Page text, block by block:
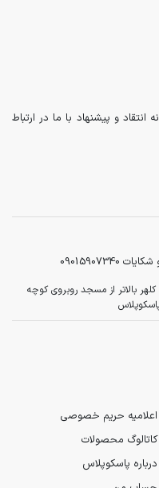
و پیشنهاد با ما در ارتباط
بالاتر از مسجد روبروی کوچه
اعلامیه حریم خصوصی
کاتالوگ محصولات
درباره پاسکوپلاس